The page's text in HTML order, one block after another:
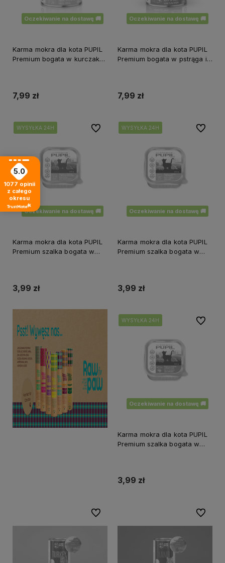
Oczekiwanie na dostawę 🚚
Karma mokra dla kota PUPIL
Premium bogata w kurczaka
7,99 zł
Oczekiwanie na dostawę 🚚
Karma mokra dla kota PUPIL
Premium bogata w pstrąga i
7,99 zł
Oczekiwanie na dostawę 🚚
WYSYŁKA 24H
WYSYŁKA 24H
WYSYŁKA 24H
Karma mokra dla kota PUPIL
Premium szalka bogata w
3,99 zł
Do ulubionych
Oczekiwanie na dostawę 🚚
WYSYŁKA 24H
WYSYŁKA 24H
WYSYŁKA 24H
Karma mokra dla kota PUPIL
Premium szalka bogata w
3,99 zł
Do
Oczekiwanie na dostawę 🚚
WYSYŁKA 24H
WYSYŁKA 24H
WYSYŁKA 24H
Karma mokra dla kota PUPIL
Premium szalka bogata w
3,99 zł
Do
Do ulubionych Do
5.0
1077 opinii
z całego
okresu